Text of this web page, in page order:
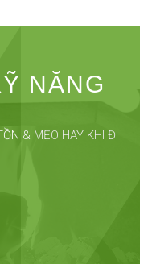
NĂNG
& MẸO HAY KHI ĐI